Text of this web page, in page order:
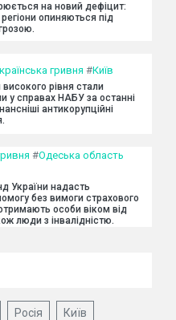
на новий дефіцит:
регіони опиняються під
гривня #Київ
рівня стали
у справах НАБУ за останні
антикорупційні
#Одеська область
України надасть
без вимоги страхового
особи віком від
люди з інвалідністю.
Росія Київ